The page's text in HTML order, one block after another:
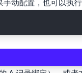
动配置，也可以执行